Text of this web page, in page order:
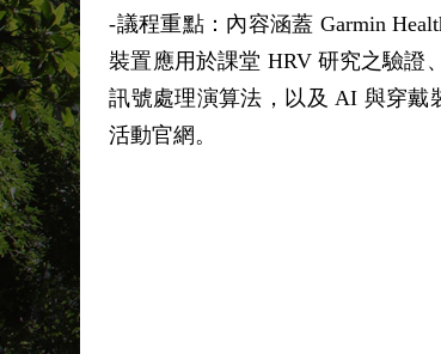
-議程重點：內容涵蓋 Garmin
裝置應用於課堂 HRV 研究之驗證
訊號處理演算法，以及 AI 與穿戴
活動官網。